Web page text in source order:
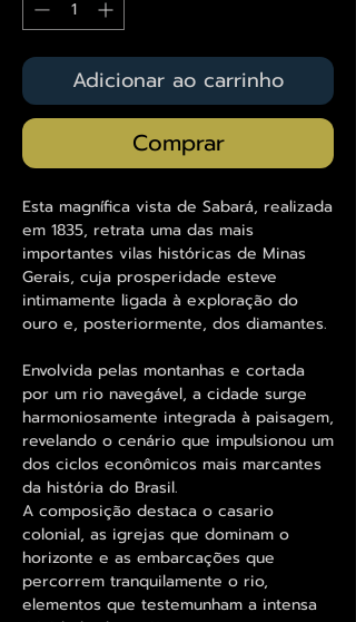
Adicionar ao carrinho
Comprar
Esta magnífica vista de Sabará, realizada
em 1835, retrata uma das mais
importantes vilas históricas de Minas
Gerais, cuja prosperidade esteve
intimamente ligada à exploração do
ouro e, posteriormente, dos diamantes.
Envolvida pelas montanhas e cortada
por um rio navegável, a cidade surge
harmoniosamente integrada à paisagem,
revelando o cenário que impulsionou um
dos ciclos econômicos mais marcantes
da história do Brasil.
A composição destaca o casario
colonial, as igrejas que dominam o
horizonte e as embarcações que
percorrem tranquilamente o rio,
elementos que testemunham a intensa